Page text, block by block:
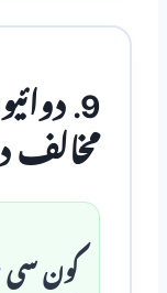
9.
مخالف
کون